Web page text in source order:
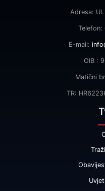
Adresa:
Telefon:
E-mail:
OIB :
Matični
TR: